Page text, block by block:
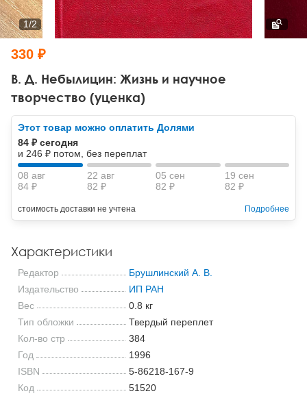
Тревожные расстройства, панические атаки
Психодрама
Другие направления психотерапии
Классический, эриксоновский гипноз и НЛП
НЛП
Психология труда и эргономика
Социальная психология
Социальная и организационная психология
Классический и юнгианский психоанализ
В. Д. Небылицин: Жизнь и научное
творчество (уценка)
1/2
330 ₽
Этот товар можно оплатить Долями
84 ₽ сегодня
и 246 ₽ потом, без переплат
08 авг
84 ₽
22 авг
82 ₽
05 сен
82 ₽
19 сен
82 ₽
стоимость доставки не учтена Подробнее
Характеристики
Редактор
Брушлинский А. В.
Издательство
ИП РАН
Вес
0.8 кг
Тип обложки
Твердый переплет
Кол-во стр
384
Год
1996
ISBN
5-86218-167-9
Код
51520